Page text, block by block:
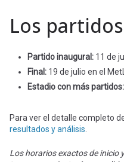
Los
Partido inaugural: 11 de
Final: 19 de julio en el
Estadio con más partidos:
Para ver el detalle completo
resultados y análisis
Los horarios exactos de inicio